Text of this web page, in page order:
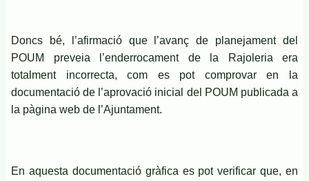
Doncs bé, l’afirmació que l’avanç de planejament del
POUM preveia l’enderrocament de la Rajoleria era
totalment incorrecta, com es pot comprovar en la
documentació de l’aprovació inicial del POUM publicada a
la pàgina web de l’Ajuntament.
En aquesta documentació gràfica es pot verificar que, en